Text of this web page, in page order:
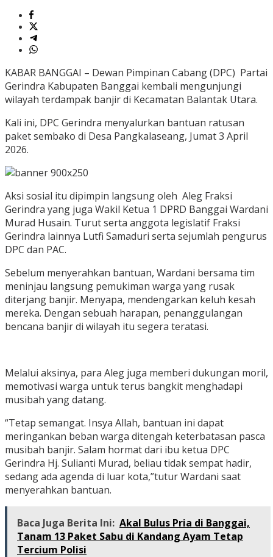
KABAR BANGGAI – Dewan Pimpinan Cabang (DPC) Partai
Gerindra Kabupaten Banggai kembali mengunjungi
wilayah terdampak banjir di Kecamatan Balantak Utara.
Kali ini, DPC Gerindra menyalurkan bantuan ratusan
paket sembako di Desa Pangkalaseang, Jumat 3 April
2026.
Aksi sosial itu dipimpin langsung oleh Aleg Fraksi
Gerindra yang juga Wakil Ketua 1 DPRD Banggai Wardani
Murad Husain. Turut serta anggota legislatif Fraksi
Gerindra lainnya Lutfi Samaduri serta sejumlah pengurus
DPC dan PAC.
Sebelum menyerahkan bantuan, Wardani bersama tim
meninjau langsung pemukiman warga yang rusak
diterjang banjir. Menyapa, mendengarkan keluh kesah
mereka. Dengan sebuah harapan, penanggulangan
bencana banjir di wilayah itu segera teratasi.
Melalui aksinya, para Aleg juga memberi dukungan moril,
memotivasi warga untuk terus bangkit menghadapi
musibah yang datang.
“Tetap semangat. Insya Allah, bantuan ini dapat
meringankan beban warga ditengah keterbatasan pasca
musibah banjir. Salam hormat dari ibu ketua DPC
Gerindra Hj. Sulianti Murad, beliau tidak sempat hadir,
sedang ada agenda di luar kota,”tutur Wardani saat
menyerahkan bantuan.
Baca Juga Berita Ini: Akal Bulus Pria di Banggai,
Tanam 13 Paket Sabu di Kandang Ayam Tetap
Tercium Polisi